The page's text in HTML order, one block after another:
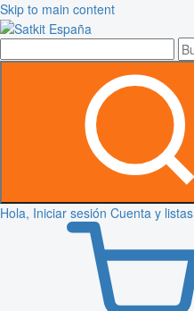
Skip to main content
Hola, Iniciar sesión Cuenta y listas